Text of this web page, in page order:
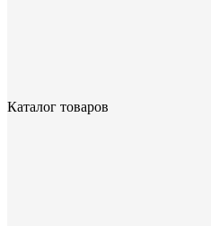
Каталог товаров